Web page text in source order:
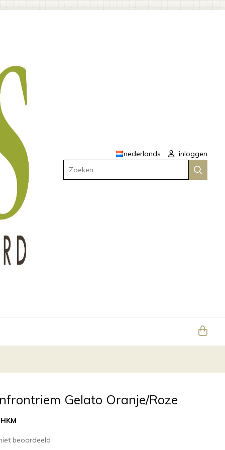
nederlands
inloggen
Zoeken
Gelato Oranje/Roze
HKM
beoordeeld